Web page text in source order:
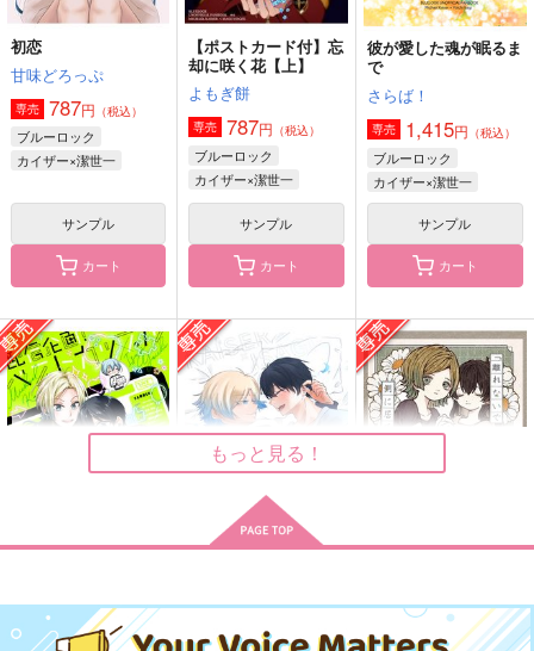
作品詳細 作品詳細 作品詳細
なまえはまだない 前
編
SODA FURO
1,650円（税込）
カイザー×潔世一
Petrichor
夜明けとヴェール
787円（税込）
カイザー×潔世一
作品詳細
gggっと詰。kiis-
2023.7-
gggっと
787円（税込）
カイザー×潔世一
初恋
甘味どろっぷ
専売 787円 （税込）
ブルーロック
カイザー×潔世一
サンプル
カート
【ポストカード付】忘
却に咲く花【上】
よもぎ餅
専売 787円 （税込）
ブルーロック
カイザー×潔世一
サンプル
カート
彼が愛した魂が眠るま
で
さらば！
専売 1,415円 （税込）
ブルーロック
カイザー×潔世一
サンプル
カート
ップル要注意
ぷてりんぐ
との話
PrPr Jelly
て。」
らぴすらずり。
もっと見る！